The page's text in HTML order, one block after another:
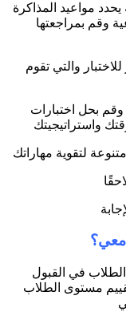
مواعيد المذاكرة
وقم بمراجعتها
والتي تقوم
بحل اختبارات
واستراتيجيتك
لتقوية مهاراتك
في القبول
مستوى الطلاب